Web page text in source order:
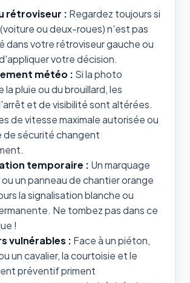
rétroviseur : Regardez toujours si
ou deux-roues) n'est pas
dans votre rétroviseur gauche ou
votre décision.
météo : Si la photo
pluie ou du brouillard, les
et de visibilité sont altérées.
de vitesse maximale autorisée ou
de sécurité changent
temporaire : Un marquage
ou un panneau de chantier orange
la signalisation blanche ou
Ne tombez pas dans ce
!
vulnérables : Face à un piéton,
un cavalier, la courtoisie et le
préventif priment